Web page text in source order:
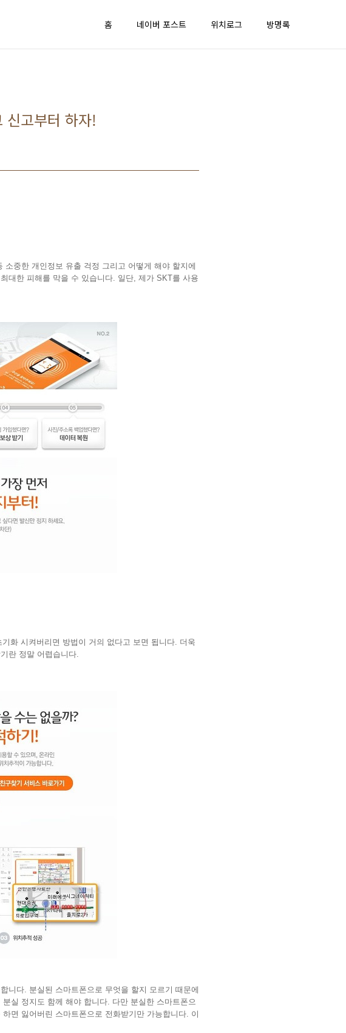
홈 네이버 포스트 위치로그 방명록
신고부터 하자!
중한 개인정보 유출 걱정 그리고 어떻게 해야 할지에
대한 피해를 막을 수 있습니다. 일단, 제가 SKT를 사용
화 시켜버리면 방법이 거의 없다고 보면 됩니다. 더욱
란 정말 어렵습니다.
니다. 분실된 스마트폰으로 무엇을 할지 모르기 때문에
실 정지도 함께 해야 합니다. 다만 분실한 스마트폰으
하면 잃어버린 스마트폰으로 전화받기만 가능합니다. 이